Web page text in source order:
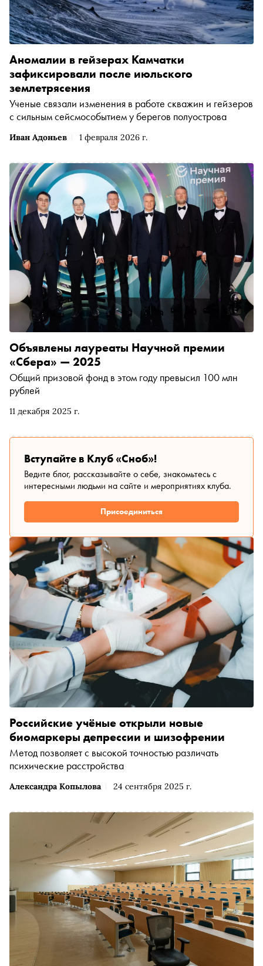
Иван Адоньев 1 февраля 2026 г.
Аномалии в гейзерах Камчатки
зафиксировали после июльского
землетрясения
Ученые связали изменения в работе скважин и гейзеров
с сильным сейсмособытием у берегов полуострова
11 декабря 2025 г.
Объявлены лауреаты Научной премии
«Сбера» — 2025
Общий призовой фонд в этом году превысил 100 млн
рублей
Вступайте в Клуб «Сноб»!
Ведите блог, рассказывайте о себе, знакомьтесь с
интересными людьми на сайте и мероприятиях клуба.
Присоединиться
Александра Копылова 24 сентября 2025 г.
Российские учёные открыли новые
биомаркеры депрессии и шизофрении
Метод позволяет с высокой точностью различать
психические расстройства